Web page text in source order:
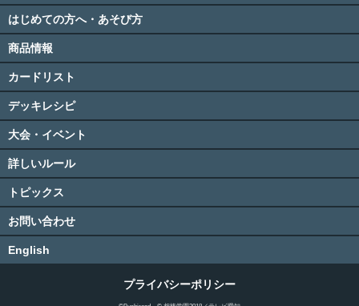
はじめての方へ・あそび方
商品情報
カードリスト
デッキレシピ
大会・イベント
詳しいルール
トピックス
お問い合わせ
English
プライバシーポリシー